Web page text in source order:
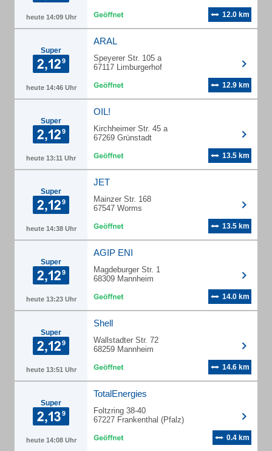
heute 14:09 Uhr 12.0 km
Super
heute 14:46 Uhr
ARAL
Speyerer Str. 105 a
67117 Limburgerhof
12.9 km
Super
heute 13:11 Uhr
OIL!
Kirchheimer Str. 45 a
67269 Grünstadt
13.5 km
Super
heute 14:38 Uhr
JET
Mainzer Str. 168
67547 Worms
13.5 km
Super
heute 13:23 Uhr
AGIP ENI
Magdeburger Str. 1
68309 Mannheim
14.0 km
Super
heute 13:51 Uhr
Shell
Wallstadter Str. 72
68259 Mannheim
14.6 km
Super
heute 14:08 Uhr
TotalEnergies
Foltzring 38-40
67227 Frankenthal (Pfalz)
0.4 km